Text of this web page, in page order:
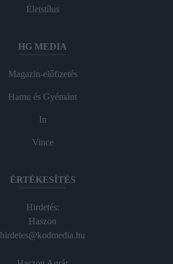
Életstílus
HG MEDIA
Magazin-előfizetés
Hamu és Gyémánt
In
Vince
ÉRTÉKESÍTÉS
Hirdetés:
Haszon
hirdetes@kodmedia.hu